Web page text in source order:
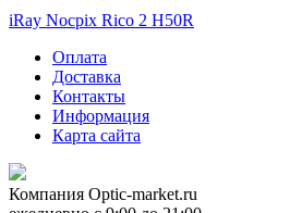
iRay Nocpix Rico 2 H50R
Оплата
Доставка
Контакты
Информация
Карта сайта
Компания Optic-market.ru